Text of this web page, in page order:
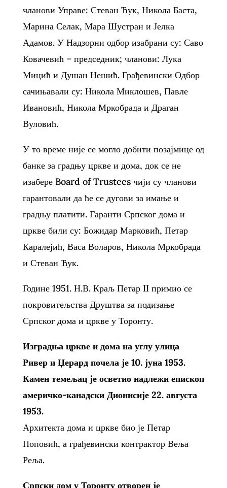
чланови Управе: Стеван Ћук, Никола Баста,
Марина Селак, Мара Шустран и Јелка
Адамов. У Надзорни одбор изабрани су: Саво
Ковачевић – председник; чланови: Лука
Мицић и Душан Нешић. Грађевински Одбор
сачињавали су: Никола Миклошев, Павле
Ивановић, Никола Мркобрада и Драган
Вуловић.
У то време није се могло добити позајмице од
банке за градњу цркве и дома, док се не
изабере Board of Trustees чији су чланови
гарантовали да ће се дугови за имање и
градњу платити. Гаранти Српског дома и
цркве били су: Божидар Марковић, Петар
Каралејић, Васа Воларов, Никола Мркобрада
и Стеван Ћук.
Године 1951. Н.В. Краљ Петар II примио се
покровитељства Друштва за подизање
Српског дома и цркве у Торонту.
Изградња цркве и дома на углу улица
Ривер и Џерард почела је 10. јуна 1953.
Камен темељац је осветио надлежи епископ
америчко-канадски Дионисије 22. августа
1953.
Архитекта дома и цркве био је Петар
Поповић, а грађевински контрактор Веља
Реља.
Српски дом у Торонту отворен је